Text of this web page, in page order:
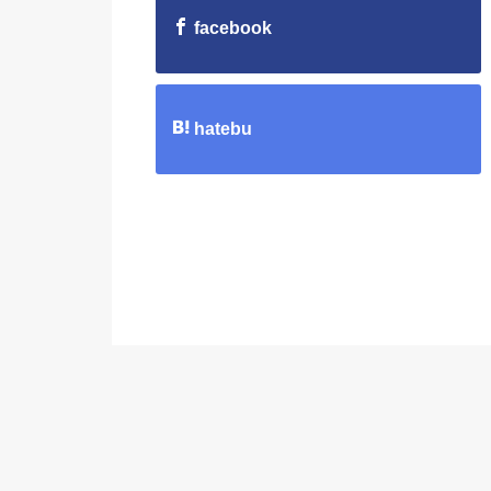
facebook
hatebu